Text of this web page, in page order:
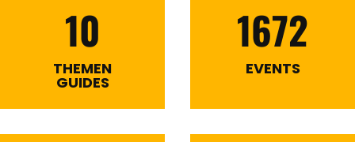
10
THEMEN
GUIDES
1672
EVENTS